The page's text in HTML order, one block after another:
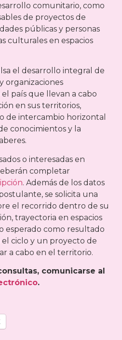
comunitario, como
de proyectos de
públicas y personas
culturales en espacios
el desarrollo integral de
organizaciones
país que llevan a cabo
en sus territorios,
de intercambio horizontal
conocimientos y la
o interesadas en
completar
. Además de los datos
se solicita una
el recorrido dentro de su
trayectoria en espacios
esperado como resultado
ciclo y un proyecto de
a cabo en el territorio.
comunicarse al
.